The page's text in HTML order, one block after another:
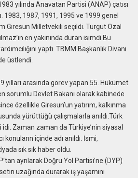
yılında Anavatan Partisi (ANAP) çatısı
1983, 1987, 1991, 1995 ve 1999 genel
Giresun Milletvekili seçildi. Turgut Özal
en yakınında duran isimdi.Bu
yaptı. TBMM Başkanlık Divanı
üstlendi.
yılları arasında görev yapan 55. Hükümet
sorumlu Devlet Bakanı olarak kabinede
özellikle Giresun’un yatırım, kalkınma
yürüttüğü çalışmalarla anıldı.Türk
Zaman zaman da Türkiye’nin siyasal
konuların içinde adı anıldı. İsmi,
sık sık haber oldu.
ayrılarak Doğru Yol Partisi’ne (DYP)
uzağında durarak iş yaşamını